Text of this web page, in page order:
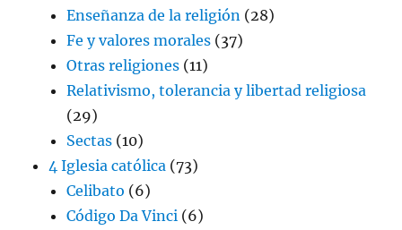
Enseñanza de la religión (28)
Fe y valores morales (37)
Otras religiones (11)
Relativismo, tolerancia y libertad religiosa
(29)
Sectas (10)
4 Iglesia católica (73)
Celibato (6)
Código Da Vinci (6)